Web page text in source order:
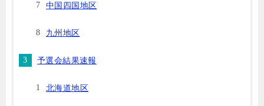
中国四国地区
九州地区
予選会結果速報
北海道地区